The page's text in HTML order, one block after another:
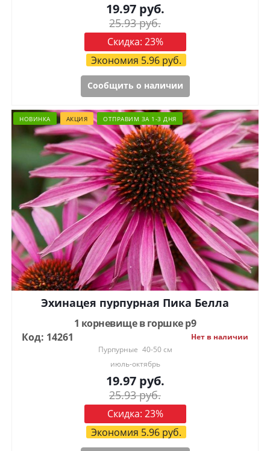
19.97руб.
25.93руб.
Скидка: 23%
Экономия 5.96руб.
Сообщить о наличии
НОВИНКА АКЦИЯ ОТПРАВИМ ЗА 1-3 ДНЯ
Эхинацея пурпурная Пика Белла
1 корневище в горшке р9
Код: 14261
Нет в наличии
Пурпурные 40-50 см
июль-октябрь
19.97руб.
25.93руб.
Скидка: 23%
Экономия 5.96руб.